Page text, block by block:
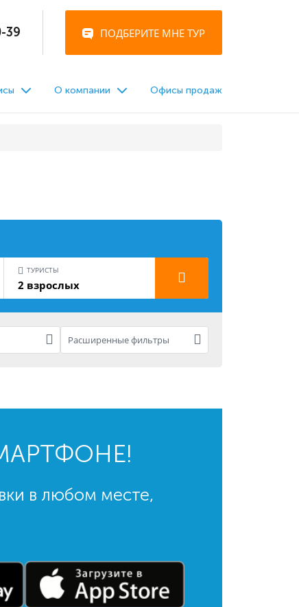
39
О компании Офисы продаж
ТУРИСТЫ
2 взрослых
Расширенные фильтры
в любом месте,